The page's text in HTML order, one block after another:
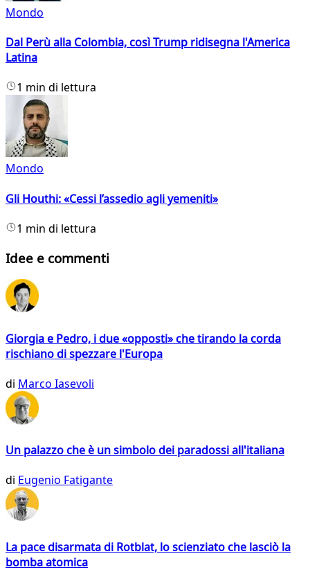
Mondo
Dal Perù alla Colombia, così Trump ridisegna l'America
Latina
1 min di lettura
Mondo
Gli Houthi: «Cessi l’assedio agli yemeniti»
1 min di lettura
Idee e commenti
Giorgia e Pedro, i due «opposti» che tirando la corda
rischiano di spezzare l'Europa
di Marco Iasevoli
Un palazzo che è un simbolo dei paradossi all'italiana
di Eugenio Fatigante
La pace disarmata di Rotblat, lo scienziato che lasciò la
bomba atomica